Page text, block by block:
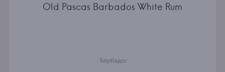
Old Pascas Barbados White Rum
· Барбадос